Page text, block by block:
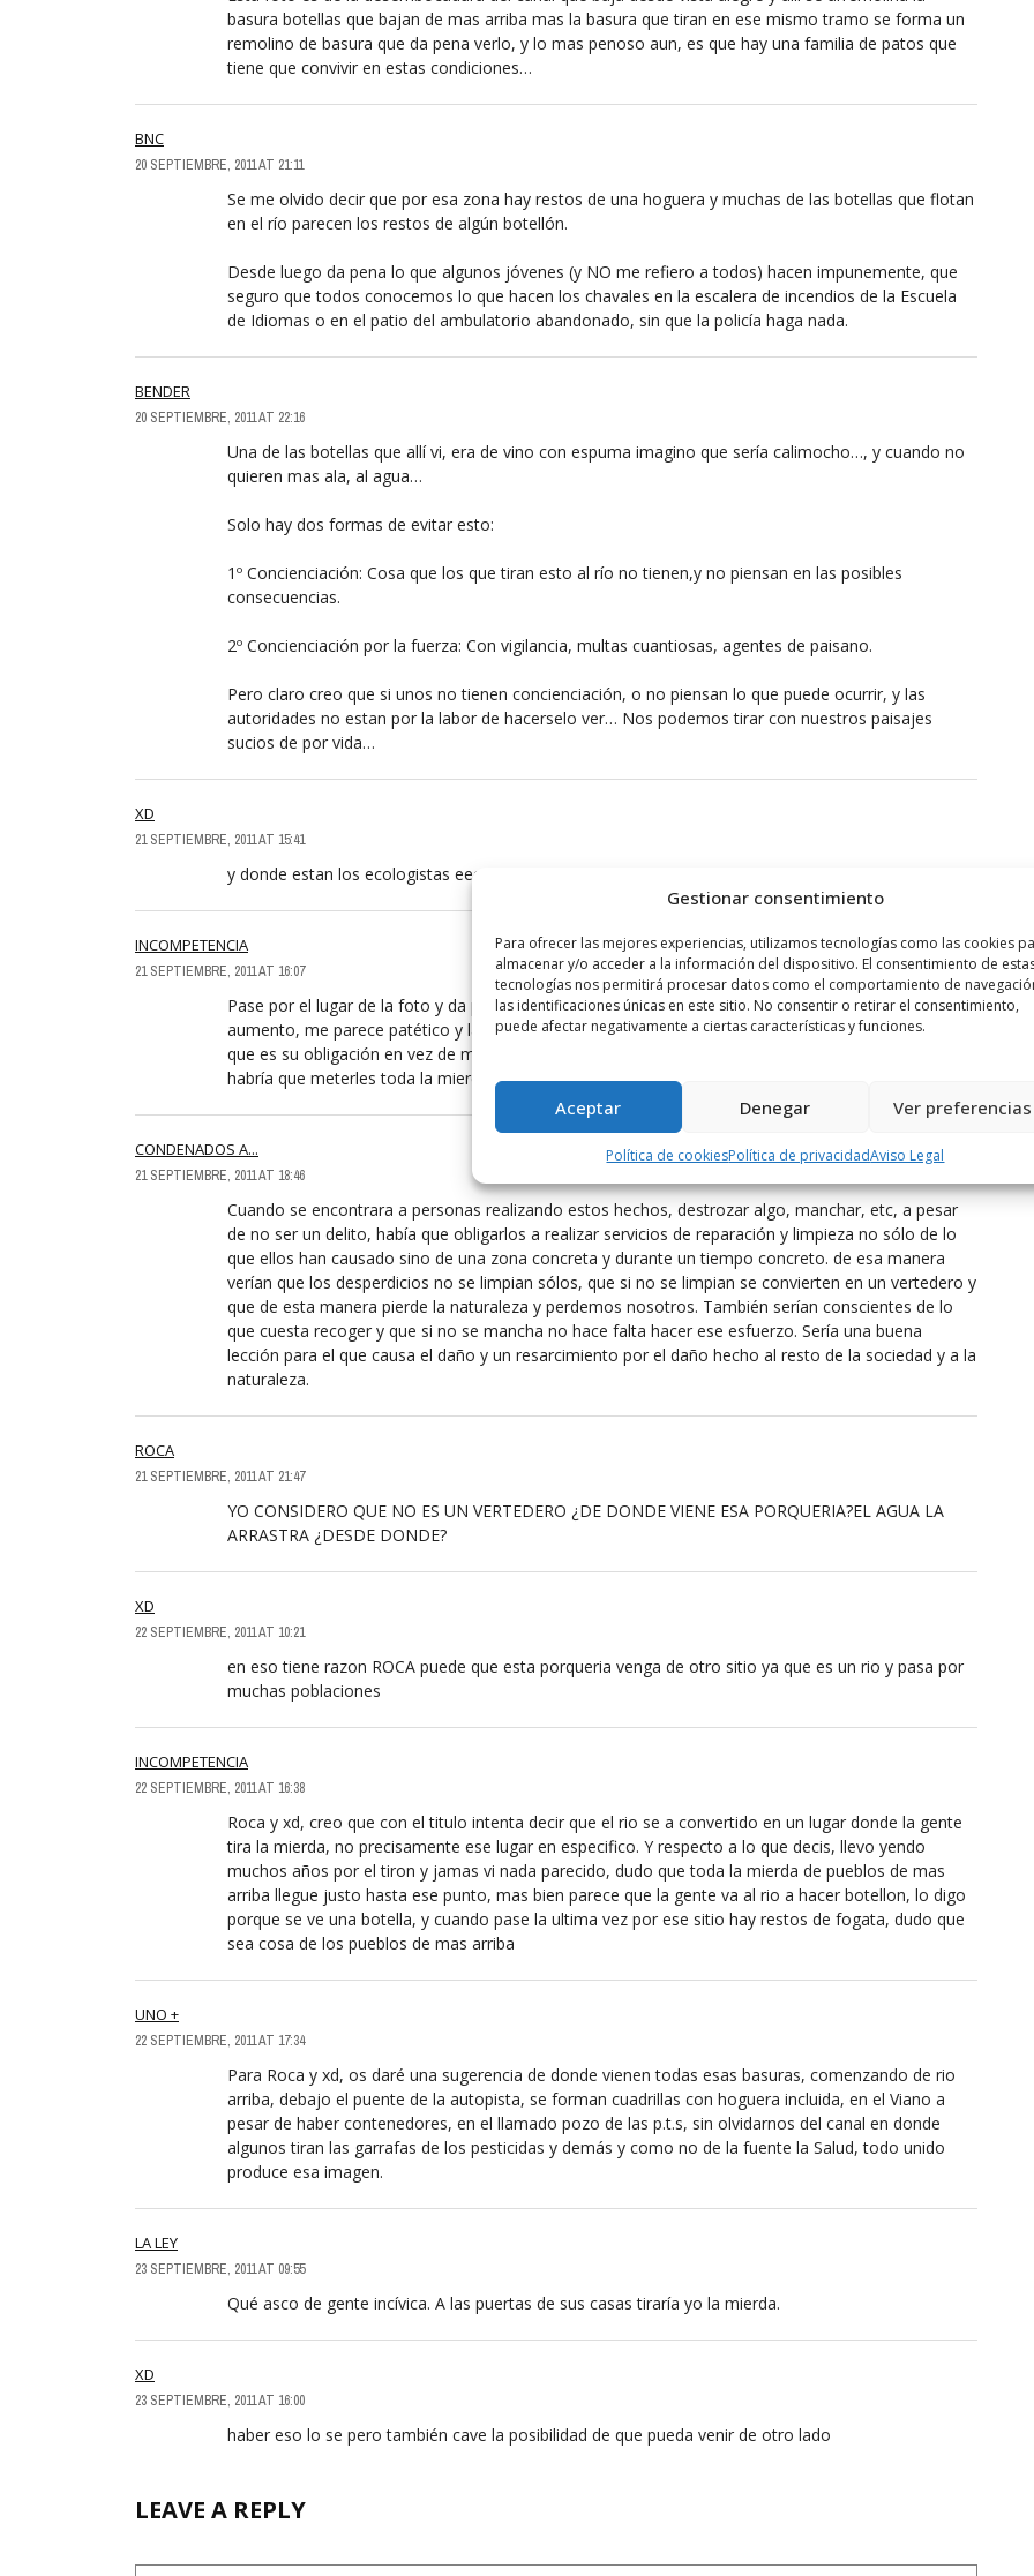
Gestionar consentimiento
Para ofrecer las mejores experiencias, utilizamos tecnologías como las cookies
almacenar y/o acceder a la información del dispositivo. El consentimiento de
tecnologías nos permitirá procesar datos como el comportamiento de
las identificaciones únicas en este sitio. No consentir o retirar el consentimiento,
puede afectar negativamente a ciertas características y funciones.
Aceptar Denegar Ver preferencias
Política de cookiesPolítica de privacidadAviso Legal
basura botellas que bajan de mas arriba mas la basura que tiran en ese mismo tramo se forma un
remolino de basura que da pena verlo, y lo mas penoso aun, es que hay una familia de patos que
tiene que convivir en estas condiciones…
BNC
20 SEPTIEMBRE, 2011 AT 21:11
Se me olvido decir que por esa zona hay restos de una hoguera y muchas de las botellas que flotan
en el río parecen los restos de algún botellón.
Desde luego da pena lo que algunos jóvenes (y NO me refiero a todos) hacen impunemente, que
seguro que todos conocemos lo que hacen los chavales en la escalera de incendios de la Escuela
de Idiomas o en el patio del ambulatorio abandonado, sin que la policía haga nada.
BENDER
20 SEPTIEMBRE, 2011 AT 22:16
Una de las botellas que allí vi, era de vino con espuma imagino que sería calimocho…, y cuando no
quieren mas ala, al agua…
Solo hay dos formas de evitar esto:
1º Concienciación: Cosa que los que tiran esto al río no tienen,y no piensan en las posibles
consecuencias.
2º Concienciación por la fuerza: Con vigilancia, multas cuantiosas, agentes de paisano.
Pero claro creo que si unos no tienen concienciación, o no piensan lo que puede ocurrir, y las
autoridades no estan por la labor de hacerselo ver… Nos podemos tirar con nuestros paisajes
sucios de por vida…
XD
21 SEPTIEMBRE, 2011 AT 15:41
y donde estan los ecologistas eeee
INCOMPETENCIA
21 SEPTIEMBRE, 2011 AT 16:07
Pase por el lugar de la foto y da pena verlo, sinceramente la incompetencia del ayuntamiento va en
aumento, me parece patético y lamentable la situación del Tirón, el ayuntamiento debería limpiarlo
que es su obligación en vez de mirar y no hacer nada, y sinceramente los cerdos que hacen eso
habría que meterles toda la mierda que dejan, en su casa, a ver si les gusta.
CONDENADOS A...
21 SEPTIEMBRE, 2011 AT 18:46
Cuando se encontrara a personas realizando estos hechos, destrozar algo, manchar, etc, a pesar
de no ser un delito, había que obligarlos a realizar servicios de reparación y limpieza no sólo de lo
que ellos han causado sino de una zona concreta y durante un tiempo concreto. de esa manera
verían que los desperdicios no se limpian sólos, que si no se limpian se convierten en un vertedero y
que de esta manera pierde la naturaleza y perdemos nosotros. También serían conscientes de lo
que cuesta recoger y que si no se mancha no hace falta hacer ese esfuerzo. Sería una buena
lección para el que causa el daño y un resarcimiento por el daño hecho al resto de la sociedad y a la
naturaleza.
ROCA
21 SEPTIEMBRE, 2011 AT 21:47
YO CONSIDERO QUE NO ES UN VERTEDERO ¿DE DONDE VIENE ESA PORQUERIA?EL AGUA LA
ARRASTRA ¿DESDE DONDE?
XD
22 SEPTIEMBRE, 2011 AT 10:21
en eso tiene razon ROCA puede que esta porqueria venga de otro sitio ya que es un rio y pasa por
muchas poblaciones
INCOMPETENCIA
22 SEPTIEMBRE, 2011 AT 16:38
Roca y xd, creo que con el titulo intenta decir que el rio se a convertido en un lugar donde la gente
tira la mierda, no precisamente ese lugar en especifico. Y respecto a lo que decis, llevo yendo
muchos años por el tiron y jamas vi nada parecido, dudo que toda la mierda de pueblos de mas
arriba llegue justo hasta ese punto, mas bien parece que la gente va al rio a hacer botellon, lo digo
porque se ve una botella, y cuando pase la ultima vez por ese sitio hay restos de fogata, dudo que
sea cosa de los pueblos de mas arriba
UNO +
22 SEPTIEMBRE, 2011 AT 17:34
Para Roca y xd, os daré una sugerencia de donde vienen todas esas basuras, comenzando de rio
arriba, debajo el puente de la autopista, se forman cuadrillas con hoguera incluida, en el Viano a
pesar de haber contenedores, en el llamado pozo de las p.t.s, sin olvidarnos del canal en donde
algunos tiran las garrafas de los pesticidas y demás y como no de la fuente la Salud, todo unido
produce esa imagen.
LA LEY
23 SEPTIEMBRE, 2011 AT 09:55
Qué asco de gente incívica. A las puertas de sus casas tiraría yo la mierda.
XD
23 SEPTIEMBRE, 2011 AT 16:00
haber eso lo se pero también cave la posibilidad de que pueda venir de otro lado
LEAVE A REPLY